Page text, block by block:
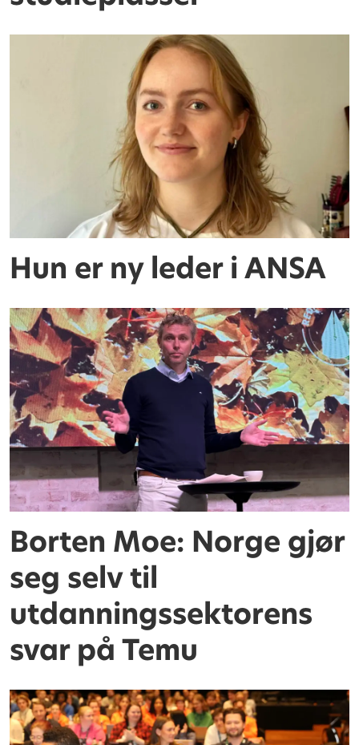
Hun er ny leder i ANSA
Borten Moe: Norge gjør
seg selv til
utdanningssektorens
svar på Temu